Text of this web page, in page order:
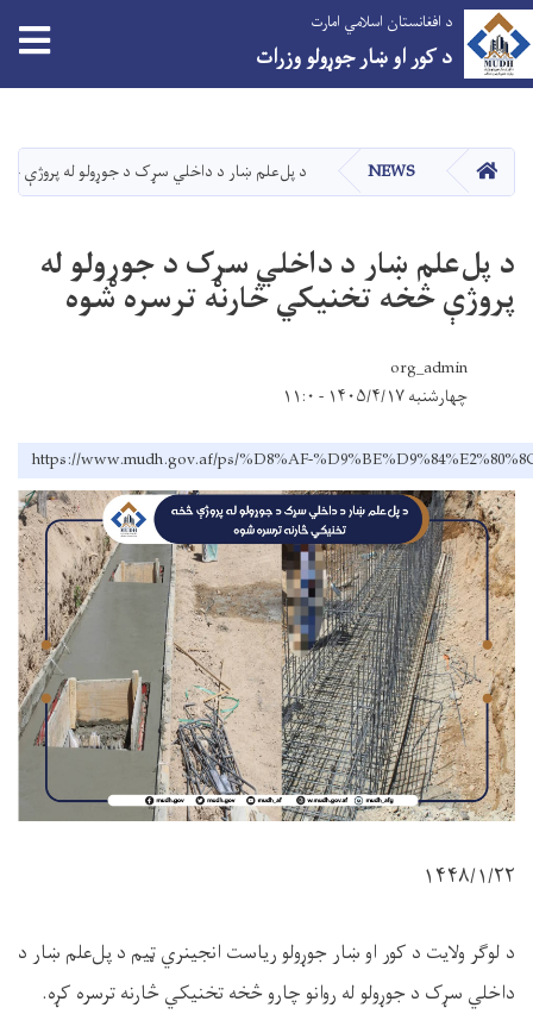
دانګل
د افغانستان اسلامي امارت
د کور او ښار جوړولو وزرات
کور NEWS د پل‌علم ښار د داخلي سړک د جوړولو له پروژې
د پل‌علم ښار د داخلي سړک د جوړولو له
پروژې څخه تخنیکي څارنه ترسره شوه
org_admin
چهارشنبه ۱۴۰۵/۴/۱۷ - ۱۱:۰
https://www.mudh.gov.af/ps/%D8%AF-
۱۴۴۸/۱/۲۲
د لوګر ولایت د کور او ښار جوړولو ریاست انجینري ټیم د پل‌علم ښار د
داخلي سړک د جوړولو له روانو چارو څخه تخنیکي څارنه ترسره کړه.